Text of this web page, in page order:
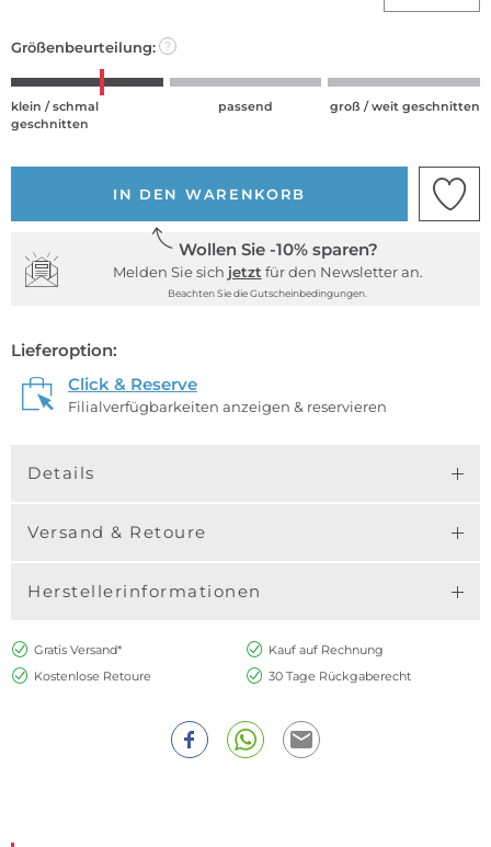
Größenbeurteilung: ?
klein / schmal
geschnitten
passend groß / weit geschnitten
IN DEN WARENKORB
Wollen Sie -10% sparen?
Melden Sie sich jetzt für den Newsletter an.
Beachten Sie die Gutscheinbedingungen.
Lieferoption:
Click & Reserve
Filialverfügbarkeiten anzeigen & reservieren
Details
Versand & Retoure
Herstellerinformationen
Gratis Versand*
Kauf auf Rechnung
Kostenlose Retoure
30 Tage Rückgaberecht